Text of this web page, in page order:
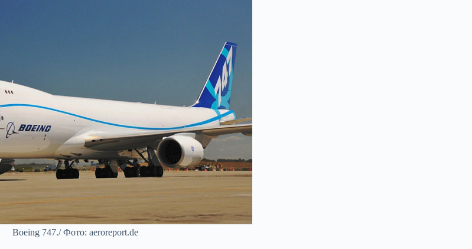
Boeing 747./ Фото: aeroreport.de